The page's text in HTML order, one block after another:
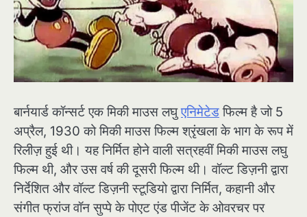
बार्नयार्ड कॉन्सर्ट एक मिकी माउस लघुएनिमेटेडफिल्म है जो 5
अप्रैल, 1930 को मिकी माउस फिल्म श्रृंखला के भाग के रूप में
रिलीज़ हुई थी। यह निर्मित होने वाली सत्रहवीं मिकी माउस लघु
फिल्म थी, और उस वर्ष की दूसरी फिल्म थी। वॉल्ट डिज़नी द्वारा
निर्देशित और वॉल्ट डिज़नी स्टूडियो द्वारा निर्मित, कहानी और
संगीत फ्रांज वॉन सुप्पे के पोएट एंड पीजेंट के ओवरचर पर